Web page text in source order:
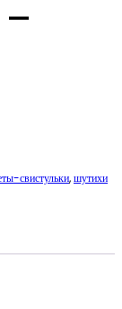
—
свистульки,шутихи